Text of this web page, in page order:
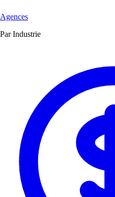
Agences
Par Industrie